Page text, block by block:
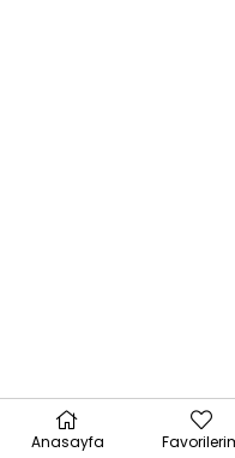
Anasayfa